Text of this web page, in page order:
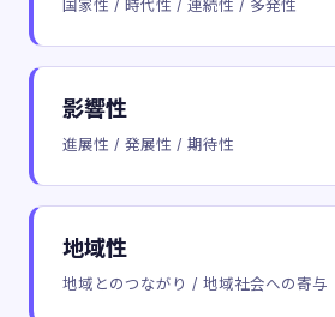
国家性 / 時代性 / 連続性 / 多発性
影響性
進展性 / 発展性 / 期待性
地域性
地域とのつながり / 地域社会への寄与